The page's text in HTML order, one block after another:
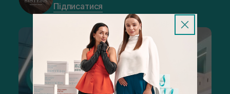
Підписатися